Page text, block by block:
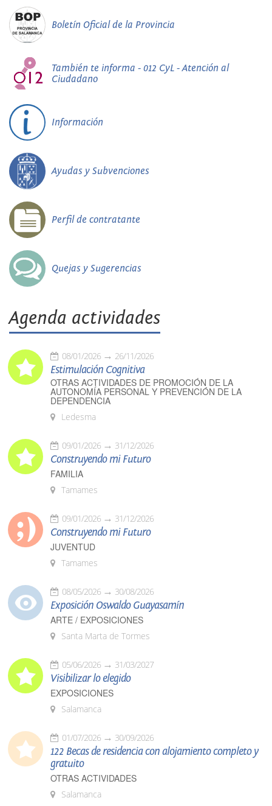
Boletín Oficial de la Provincia
También te informa - 012 CyL - Atención al
Ciudadano
Información
Ayudas y Subvenciones
Perfil de contratante
Quejas y Sugerencias
Agenda actividades
08/01/2026 26/11/2026
Estimulación Cognitiva
OTRAS ACTIVIDADES DE PROMOCIÓN DE LA
AUTONOMÍA PERSONAL Y PREVENCIÓN DE LA
DEPENDENCIA
Ledesma
09/01/2026 31/12/2026
Construyendo mi Futuro
FAMILIA
Tamames
09/01/2026 31/12/2026
Construyendo mi Futuro
JUVENTUD
Tamames
08/05/2026 30/08/2026
Exposición Oswaldo Guayasamín
ARTE / EXPOSICIONES
Santa Marta de Tormes
05/06/2026 31/03/2027
Visibilizar lo elegido
EXPOSICIONES
Salamanca
01/07/2026 30/09/2026
122 Becas de residencia con alojamiento completo y
gratuito
OTRAS ACTIVIDADES
Salamanca